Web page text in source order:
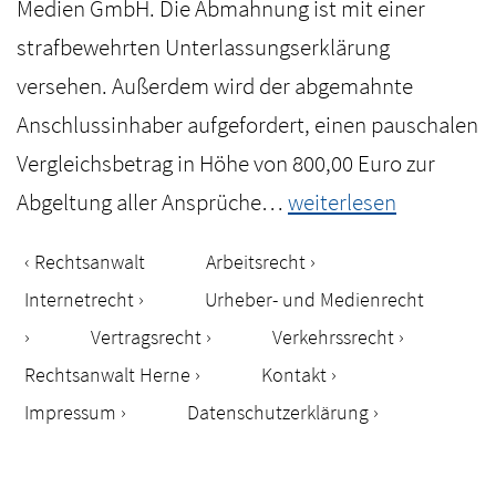
Medien GmbH. Die Abmahnung ist mit einer
strafbewehrten Unterlassungserklärung
versehen. Außerdem wird der abgemahnte
Anschlussinhaber aufgefordert, einen pauschalen
Vergleichsbetrag in Höhe von 800,00 Euro zur
Abgeltung aller Ansprüche… Abmahnung
Serie
weiterlesen
Rechtsanwalt
Arbeitsrecht
Internetrecht
Urheber- und Medienrecht
Vertragsrecht
Verkehrssrecht
Rechtsanwalt Herne
Kontakt
Impressum
Datenschutzerklärung